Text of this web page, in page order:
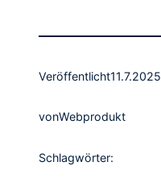
Veröffentlicht11.7.2025
vonWebprodukt
Schlagwörter: